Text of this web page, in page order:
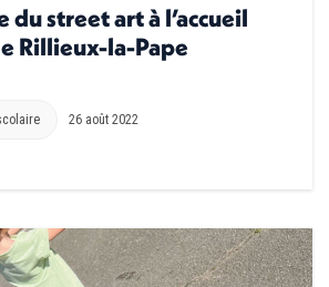
du street art à l’accueil
Rillieux-la-Pape
26 août 2022